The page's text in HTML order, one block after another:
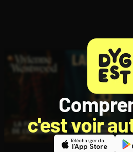
c'est voir
Télécharger dans
l'App Store